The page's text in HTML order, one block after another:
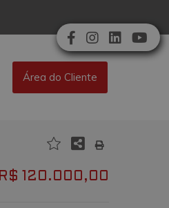
Área do Cliente
R$ 120.000,00